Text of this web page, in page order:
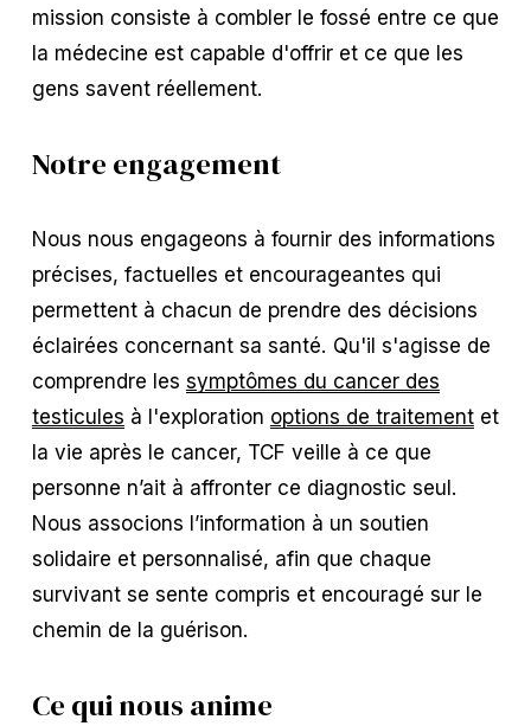
mission consiste à combler le fossé entre ce que
la médecine est capable d'offrir et ce que les
gens savent réellement.
Notre engagement
Nous nous engageons à fournir des informations
précises, factuelles et encourageantes qui
permettent à chacun de prendre des décisions
éclairées concernant sa santé. Qu'il s'agisse de
comprendre les symptômes du cancer des
testicules à l'exploration options de traitement et
la vie après le cancer, TCF veille à ce que
personne n’ait à affronter ce diagnostic seul.
Nous associons l’information à un soutien
solidaire et personnalisé, afin que chaque
survivant se sente compris et encouragé sur le
chemin de la guérison.
Ce qui nous anime